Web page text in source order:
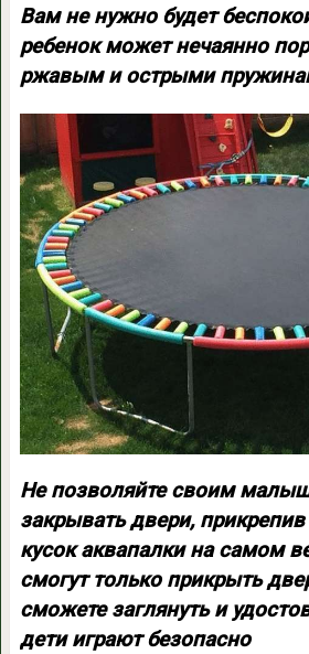
Вам не нужно будет
ребенок может нечаянно
ржавым и острыми
Не позволяйте своим
закрывать двери,
кусок аквапалки на самом
смогут только прикрыть
сможете заглянуть и
дети играют безопасно